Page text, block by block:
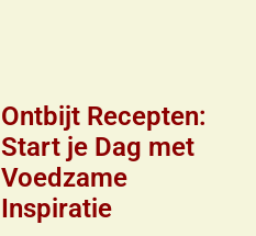
Ontbijt Recepten:
Start je Dag met
Voedzame
Inspiratie